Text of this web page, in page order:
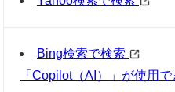
Bing検索で検索
「Copilot（AI）」が使用で